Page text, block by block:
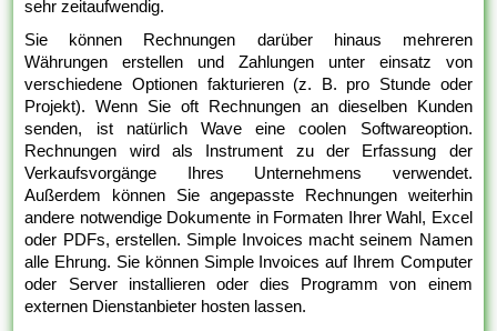
sehr zeitaufwendig.
Sie können Rechnungen darüber hinaus mehreren
Währungen erstellen und Zahlungen unter einsatz von
verschiedene Optionen fakturieren (z. B. pro Stunde oder
Projekt). Wenn Sie oft Rechnungen an dieselben Kunden
senden, ist natürlich Wave eine coolen Softwareoption.
Rechnungen wird als Instrument zu der Erfassung der
Verkaufsvorgänge Ihres Unternehmens verwendet.
Außerdem können Sie angepasste Rechnungen weiterhin
andere notwendige Dokumente in Formaten Ihrer Wahl, Excel
oder PDFs, erstellen. Simple Invoices macht seinem Namen
alle Ehrung. Sie können Simple Invoices auf Ihrem Computer
oder Server installieren oder dies Programm von einem
externen Dienstanbieter hosten lassen.